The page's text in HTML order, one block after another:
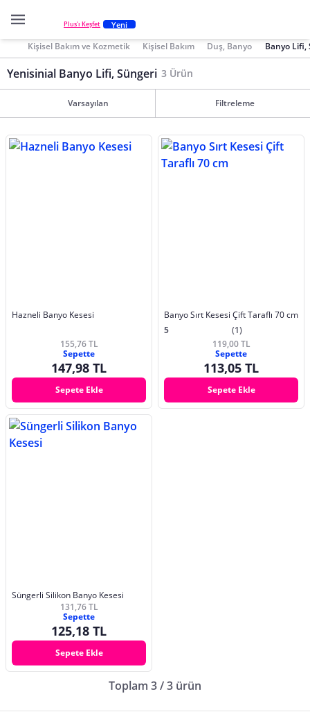
Plus'ı Keşfet Yeni
Kişisel Bakım ve Kozmetik Kişisel Bakım Duş, Banyo Banyo Lifi,
Yenisinial Banyo Lifi, Süngeri 3 Ürün
Varsayılan Filtreleme
Hazneli Banyo Kesesi
155,76 TL
Sepette
147,98 TL
Sepete Ekle
Banyo Sırt Kesesi Çift Taraflı 70 cm
5
(1)
119,00 TL
Sepette
113,05 TL
Sepete Ekle
Süngerli Silikon Banyo Kesesi
131,76 TL
Sepette
125,18 TL
Sepete Ekle
Toplam 3 / 3 ürün